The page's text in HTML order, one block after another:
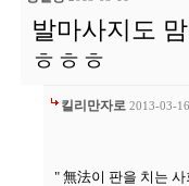
발마사지도
ㅎㅎㅎ
킬리만자로 2013-03-16
" 無法이 판을 치는